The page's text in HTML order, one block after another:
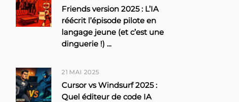
Friends version 2025 : L’IA
réécrit l’épisode pilote en
langage jeune (et c’est une
dinguerie !) ...
21 MAI 2025
Cursor vs Windsurf 2025 :
Quel éditeur de code IA